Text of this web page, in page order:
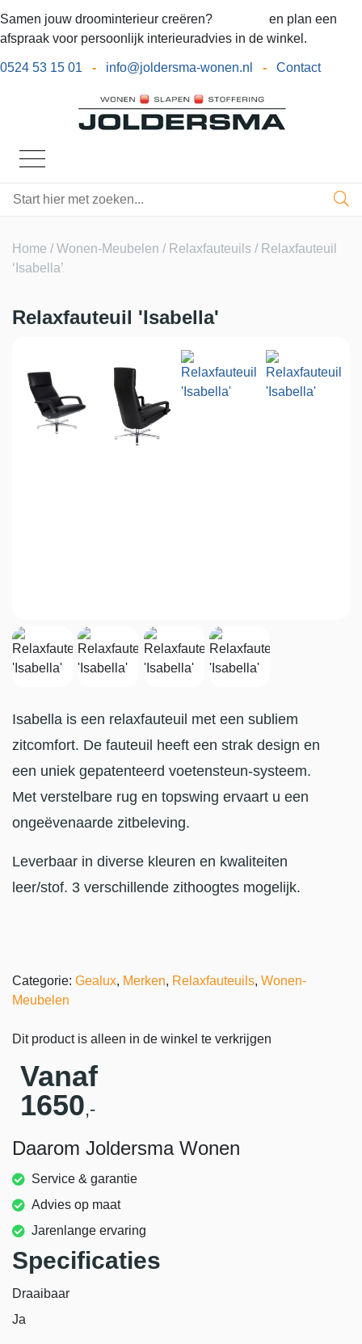
Samen jouw droominterieur creëren?
en plan een
afspraak voor persoonlijk interieuradvies in de winkel.
0524 53 15 01 - info@joldersma-wonen.nl - Contact
Home /Wonen-Meubelen / Relaxfauteuils / Relaxfauteuil
‘Isabella’
Relaxfauteuil 'Isabella'
Isabella is een relaxfauteuil met een subliem
zitcomfort. De fauteuil heeft een strak design en
een uniek gepatenteerd voetensteun-systeem.
Met verstelbare rug en topswing ervaart u een
ongeëvenaarde zitbeleving.
Leverbaar in diverse kleuren en kwaliteiten
leer/stof. 3 verschillende zithoogtes mogelijk.
Categorie: Gealux, Merken, Relaxfauteuils, Wonen-
Meubelen
Dit product is alleen in de winkel te verkrijgen
Vanaf
1650,-
Daarom Joldersma Wonen
Service & garantie
Advies op maat
Jarenlange ervaring
Specificaties
Draaibaar
Ja